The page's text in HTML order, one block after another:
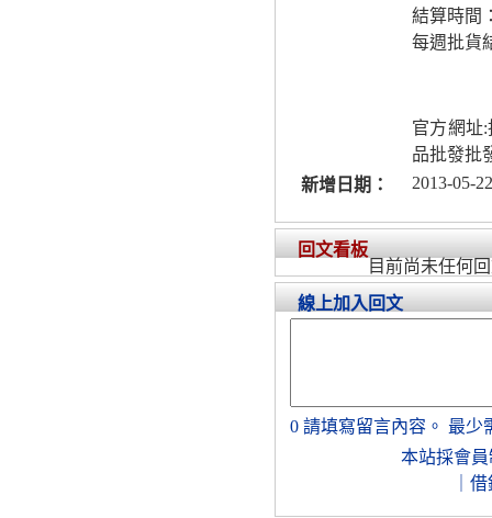
結算時間
每週批貨
官方網址
品批發批
新增日期：
2013-05-
回文看板
目前尚未任何
線上加入回文
0 請填寫留言內容。 最少
本站採會員
借